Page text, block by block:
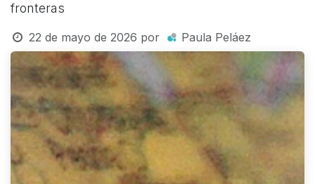
fronteras
22 de mayo de 2026 por Paula Peláez